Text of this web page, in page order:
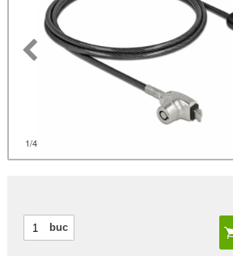
1/4
buc